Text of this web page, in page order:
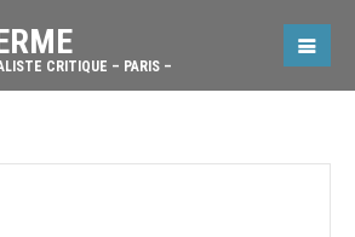
CRITIQUE – PARIS –